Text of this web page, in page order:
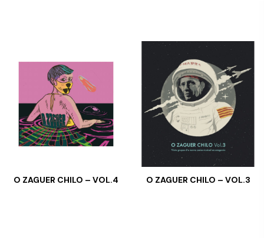
LEER MÁS
O ZAGUER CHILO – VOL.4 LEER MÁS
O ZAGUER CHILO – VOL.3